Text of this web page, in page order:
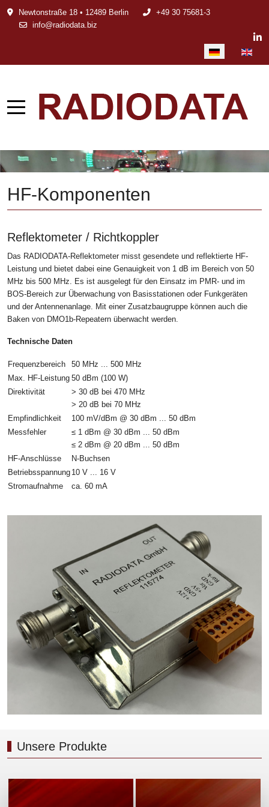
Newtonstraße 18 • 12489 Berlin
+49 30 75681-3
info@radiodata.biz
Sprache auswählen
HF-Komponenten
Reflektometer / Richtkoppler
Das RADIODATA-Reflektometer misst gesendete und reflektierte HF-
Leistung und bietet dabei eine Genauigkeit von 1 dB im Bereich von 50
MHz bis 500 MHz. Es ist ausgelegt für den Einsatz im PMR- und im
BOS-Bereich zur Überwachung von Basisstationen oder Funkgeräten
und der Antennenanlage. Mit einer Zusatzbaugruppe können auch die
Baken von DMO1b-Repeatern überwacht werden.
Technische Daten
Frequenzbereich
50 MHz ... 500 MHz
Max. HF-Leistung 50 dBm (100 W)
Direktivität
> 30 dB bei 470 MHz
> 20 dB bei 70 MHz
Empfindlichkeit
100 mV/dBm @ 30 dBm ... 50 dBm
Messfehler
≤ 1 dBm @ 30 dBm ... 50 dBm
≤ 2 dBm @ 20 dBm ... 50 dBm
HF-Anschlüsse
N-Buchsen
Betriebsspannung 10 V ... 16 V
Stromaufnahme
ca. 60 mA
Unsere Produkte